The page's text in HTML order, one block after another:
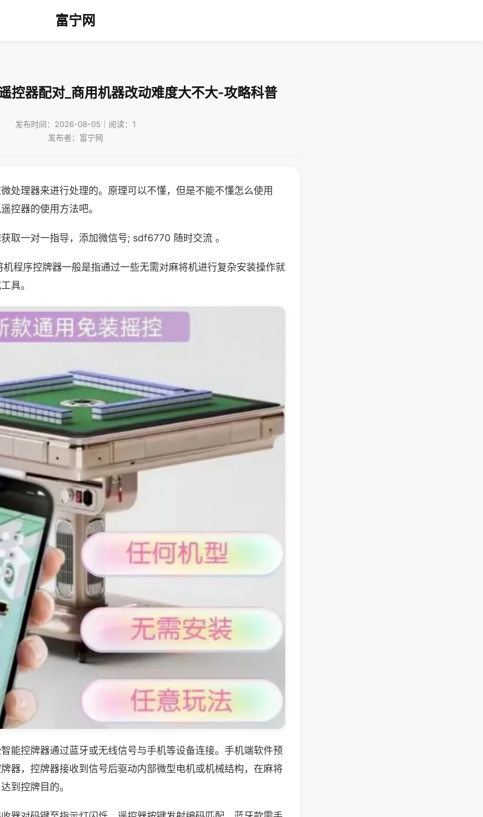
富宁网
控器配对_商用机器改动难度大不大-攻略科普
发布时间：2026-08-05｜阅读：1
发布者：富宁网
处理器来进行处理的。原理可以不懂，但是不能不懂怎么使用
控器的使用方法吧。
取一对一指导，添加微信号; sdf6770 随时交流 。
程序控牌器一般是指通过一些无需对麻将机进行复杂安装操作就
具。
能控牌器通过蓝牙或无线信号与手机等设备连接。手机端软件预
器，控牌器接收到信号后驱动内部微型电机或机械结构，在麻将
到控牌目的。